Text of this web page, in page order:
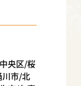
央区/桜
市/北